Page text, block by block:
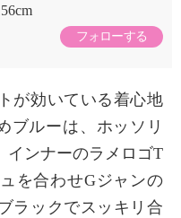
フォローする
が効いている着心地
ブルーは、ホッソリ
インナーのラメロゴT
を合わせGジャンの
ラックでスッキリ合